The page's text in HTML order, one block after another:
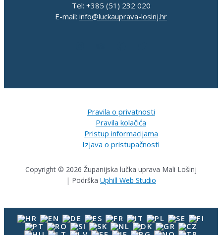
Tel: +385 (51) 232 020
E-mail: info@luckauprava-losinj.hr
Pravila o privatnosti
Pravila kolačića
Pristup informacijama
Izjava o pristupačnosti
Copyright © 2026 Županijska lučka uprava Mali Lošinj
| Podrška Uphill Web Studio